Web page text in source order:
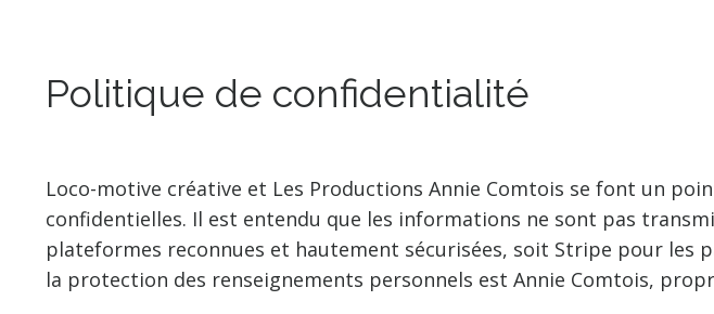
Politique de confidentialité
Loco-motive créative et Les Productions Annie Comtois se font un
confidentielles. Il est entendu que les informations ne sont pas
plateformes reconnues et hautement sécurisées, soit Stripe pour
la protection des renseignements personnels est Annie Comtois,